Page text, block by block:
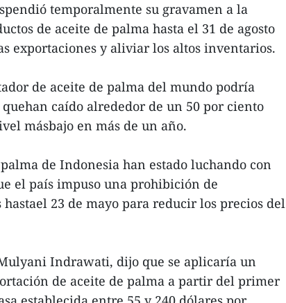
temporalmente su gravamen a la
de aceite de palma hasta el 31 de agosto
exportaciones y aliviar los altos inventarios.
de aceite de palma del mundo podría
caído alrededor de un 50 por ciento
másbajo en más de un año.
de Indonesia han estado luchando con
el país impuso una prohibición de
23 de mayo para reducir los precios del
Indrawati, dijo que se aplicaría un
de aceite de palma a partir del primer